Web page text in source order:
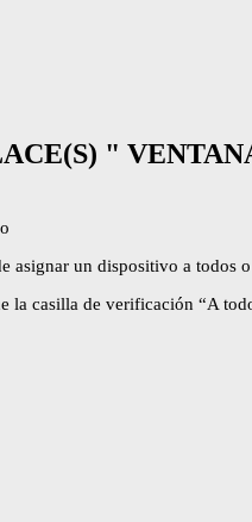
"
asignar un dispositivo a todos
la casilla de verificación “A